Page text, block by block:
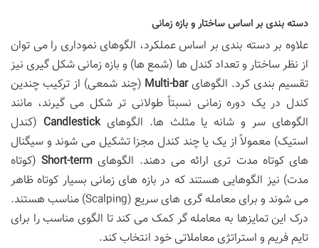
دسته بندی بر اساس ساختار و بازه زمانی
علاوه بر دسته بندی بر اساس عملکرد، الگوهای نموداری را می توان
از نظر ساختار و تعداد کندل ها (شمع ها) و بازه زمانی شکل گیری نیز
تقسیم بندی کرد. الگوهایMulti-bar (چند شمعی) از ترکیب چندین
کندل در یک دوره زمانی نسبتاً طولانی تر شکل می گیرند، مانند
الگوهای سر و شانه یا مثلث ها. الگوهایCandlestick (کندل
استیک) معمولاً از یک یا چند کندل مجزا تشکیل می شوند و سیگنال
های کوتاه مدت تری ارائه می دهند. الگوهای Short-term(کوتاه
مدت) نیز الگوهایی هستند که در بازه های زمانی بسیار کوتاه ظاهر
می شوند و برای معامله گری های سریع (Scalping) مناسب هستند.
درک این تمایزها به معامله گر کمک می کند تا الگوی مناسب را برای
تایم فریم و استراتژی معاملاتی خود انتخاب کند.